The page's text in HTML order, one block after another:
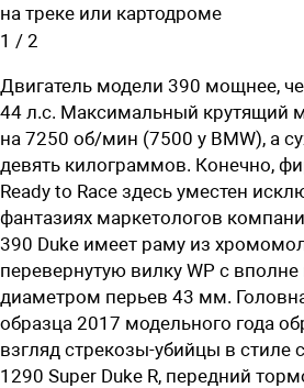
на треке или картодроме
1 / 2
Двигатель модели 390 мощнее,
44 л.с. Максимальный крутящий
на 7250 об/мин (7500 у BMW), а
девять килограммов. Конечно,
Ready to Race здесь уместен
фантазиях маркетологов
390 Duke имеет раму из
перевернутую вилку WP с
диаметром перьев 43 мм.
образца 2017 модельного года
взгляд стрекозы-убийцы в стиле
1290 Super Duke R, передний